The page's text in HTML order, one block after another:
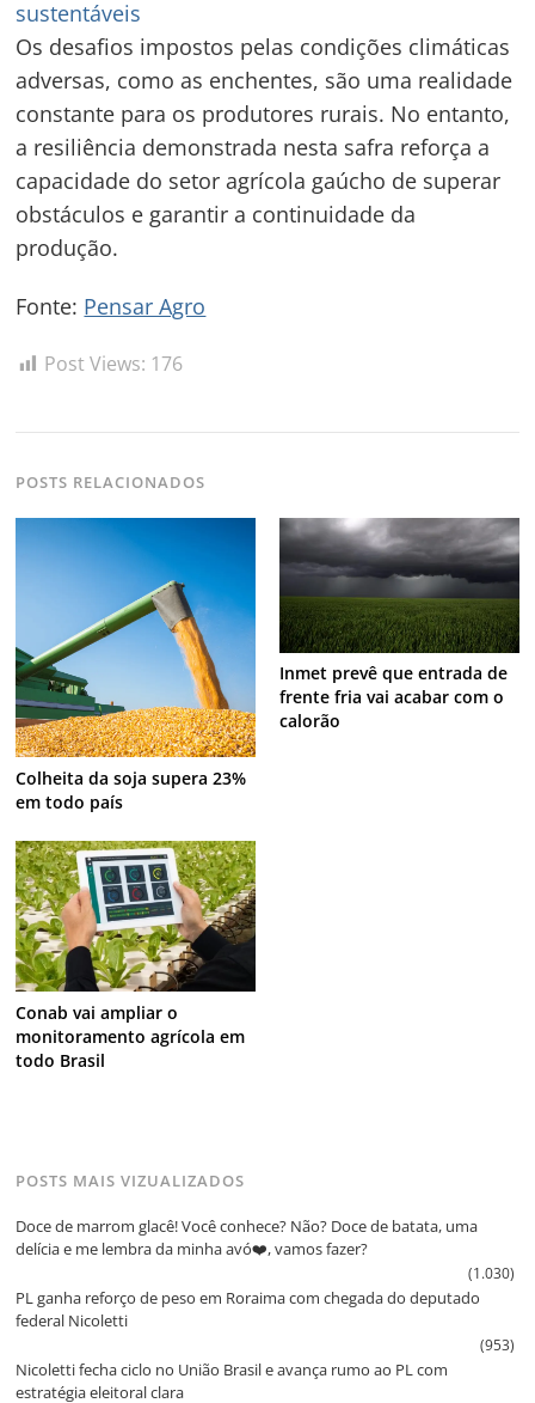
sustentáveis
Os desafios impostos pelas condições climáticas
adversas, como as enchentes, são uma realidade
constante para os produtores rurais. No entanto,
a resiliência demonstrada nesta safra reforça a
capacidade do setor agrícola gaúcho de superar
obstáculos e garantir a continuidade da
produção.
Fonte: Pensar Agro
Post Views: 176
POSTS RELACIONADOS
Colheita da soja supera 23%
em todo país
Inmet prevê que entrada de
frente fria vai acabar com o
calorão
Conab vai ampliar o
monitoramento agrícola em
todo Brasil
POSTS MAIS VIZUALIZADOS
Doce de marrom glacê! Você conhece? Não? Doce de batata, uma
delícia e me lembra da minha avó❤️, vamos fazer?
(1.030)
PL ganha reforço de peso em Roraima com chegada do deputado
federal Nicoletti
(953)
Nicoletti fecha ciclo no União Brasil e avança rumo ao PL com
estratégia eleitoral clara